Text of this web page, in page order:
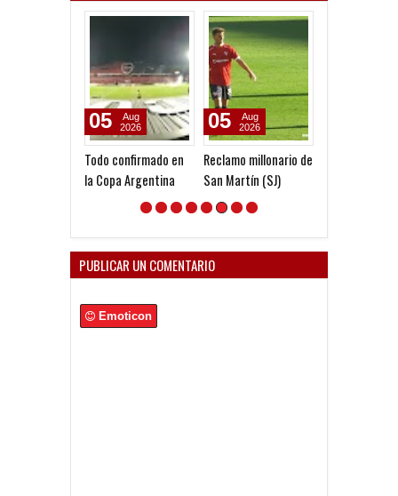
Todo confirmado en
la Copa Argentina
05
Aug
2026
Reclamo millonario de
San Martín (SJ)
05
Aug
2026
PUBLICAR UN COMENTARIO
Emoticon